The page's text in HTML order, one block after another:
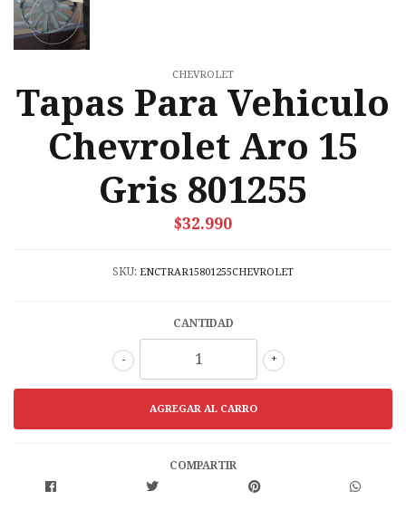
CHEVROLET
Tapas Para Vehiculo
Chevrolet Aro 15
Gris 801255
$32.990
SKU: ENCTRAR15801255CHEVROLET
CANTIDAD
+
-
COMPARTIR